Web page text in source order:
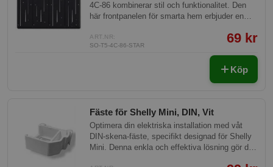
4C-86 kombinerar stil och funktionalitet. Den
här frontpanelen för smarta hem erbjuder en
stjärnmönster som gör din Sonoff-enhet ännu
mer attraktiv och passar in i de flesta
ART.NR:
SO-T5-4C-86-STAR
69 kr
Köp
Fäste för Shelly Mini, DIN, Vit
Optimera din elektriska installation med våt
DIN-skena-fäste, specifikt designad för Shelly
Mini. Denna enkla och effektiva lösning gör det